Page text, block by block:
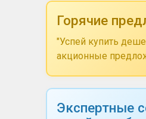
Горячие
"Успей купить
акционные
Экспертные